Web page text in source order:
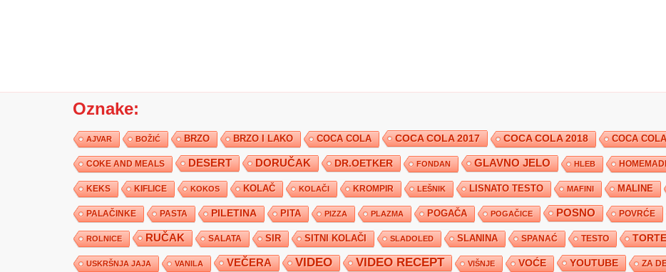
Oznake:
AJVAR BOŽIĆ BRZO BRZO I LAKO COCA COLA COCA COLA 2017 COCA COLA 2018 COCA
COKE AND MEALS DESERT DORUČAK DR.OETKER FONDAN GLAVNO JELO HLEB
KEKS KIFLICE KOKOS KOLAČ KOLAČI KROMPIR LEŠNIK LISNATO TESTO MAFINI MALINE
PALAČINKE PASTA PILETINA PITA PIZZA PLAZMA POGAČA POGAČICE POSNO POVRĆE
ROLNICE RUČAK SALATA SIR SITNI KOLAČI SLADOLED SLANINA SPANAĆ TESTO TORTE
USKRŠNJA JAJA VANILA VEČERA VIDEO VIDEO RECEPT VIŠNJE VOĆE YOUTUBE ZA